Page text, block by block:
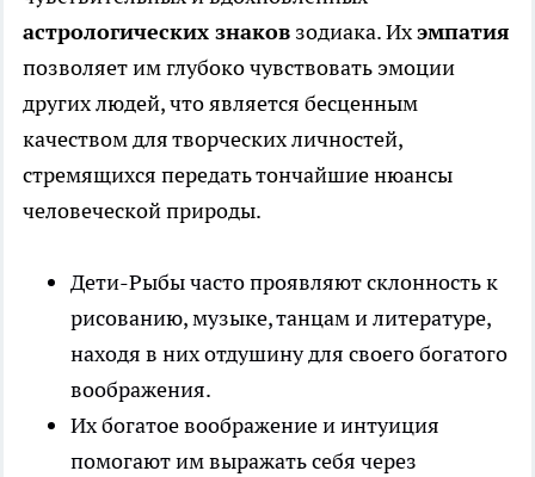
астрологических знаков зодиака. Ихэмпатия
позволяет им глубоко чувствовать эмоции
других людей, что является бесценным
качеством для творческих личностей,
стремящихся передать тончайшие нюансы
человеческой природы.
Дети-Рыбы часто проявляют склонность к
рисованию, музыке, танцам и литературе,
находя в них отдушину для своего богатого
воображения.
Их богатое воображение и интуиция
помогают им выражать себя через